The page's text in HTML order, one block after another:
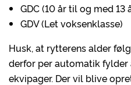
GDC (10 år til og med 13
GDV (Let voksenklasse)
Husk, at rytterens alder
derfor per automatik fylder
ekvipager. Der vil blive